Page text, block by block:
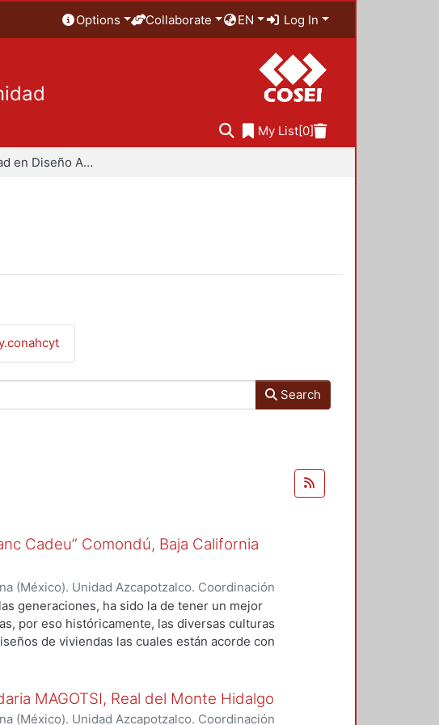
Options Collaborate EN Log In
My List[0]
Especialidad en Diseño Ambiental
Search
Cadeu” Comondú, Baja California
(México). Unidad Azcapotzalco. Coordinación
)Martínez Baltazar, Hugo
generaciones, ha sido la de tener un mejor
por eso históricamente, las diversas culturas
de viviendas las cuales están acorde con
Con el transcurso del tiempo y el
aumento, ahora con la problemática de que
construido basándonos principalmente en el
MAGOTSI, Real del Monte Hidalgo
(México). Unidad Azcapotzalco. Coordinación